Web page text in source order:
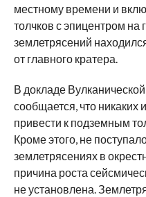
местному времени и
толчков с эпицентром на
землетрясений
от главного кратера.
В докладе
сообщается, что
привести к подземным
Кроме этого, не
землетрясениях в
причина роста
не установлена.